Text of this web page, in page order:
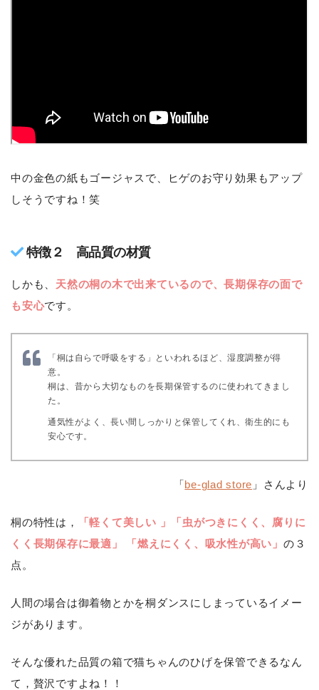
中の金色の紙もゴージャスで、ヒゲのお守り効果もアップ
しそうですね！笑
特徴２ 高品質の材質
しかも、 天然の桐の木で出来ているので、長期保存の面で
も安心です。
「桐は自らで呼吸をする」といわれるほど、湿度調整が得
意。
桐は、昔から大切なものを長期保管するのに使われてきまし
た。
通気性がよく、長い間しっかりと保管してくれ、衛生的にも
安心です。
「be-glad store 」さんより
桐の特性は，
「軽くて美しい 」「虫がつきにくく、腐りに
くく長期保存に最適」 「燃えにくく、吸水性が高い」 の３
点。
人間の場合は御着物とかを桐ダンスにしまっているイメー
ジがあります。
そんな優れた品質の箱で猫ちゃんのひげを保管できるなん
て，贅沢ですよね！！